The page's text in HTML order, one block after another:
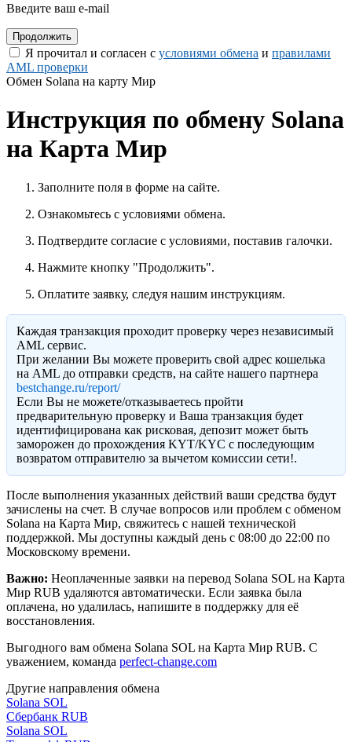
Введите ваш e-mail
Я прочитал и согласен с условиями обмена и правилами
AML проверки
Обмен Solana на карту Мир
Инструкция по обмену Solana
на Карта Мир
Заполните поля в форме на сайте.
Ознакомьтесь с условиями обмена.
Подтвердите согласие с условиями, поставив галочки.
Нажмите кнопку "Продолжить".
Оплатите заявку, следуя нашим инструкциям.
Каждая транзакция проходит проверку через независимый
AML сервис.
При желании Вы можете проверить свой адрес кошелька
на AML до отправки средств, на сайте нашего партнера
bestchange.ru/report/
Eсли Вы не можете/отказываетесь пройти
предварительную проверку и Ваша транзакция будет
идентифицирована как рисковая, депозит может быть
заморожен до прохождения KYT/KYC с последующим
возвратом отправителю за вычетом комиссии сети!.
После выполнения указанных действий ваши средства будут
зачислены на счет. В случае вопросов или проблем с обменом
Solana на Карта Мир, свяжитесь с нашей технической
поддержкой. Мы доступны каждый день с 08:00 до 22:00 по
Московскому времени.
Важно: Неоплаченные заявки на перевод Solana SOL на Карта
Мир RUB удаляются автоматически. Если заявка была
оплачена, но удалилась, напишите в поддержку для её
восстановления.
Выгодного вам обмена Solana SOL на Карта Мир RUB. С
уважением, команда perfect-change.com
Другие направления обмена
Solana SOL
Сбербанк RUB
Solana SOL